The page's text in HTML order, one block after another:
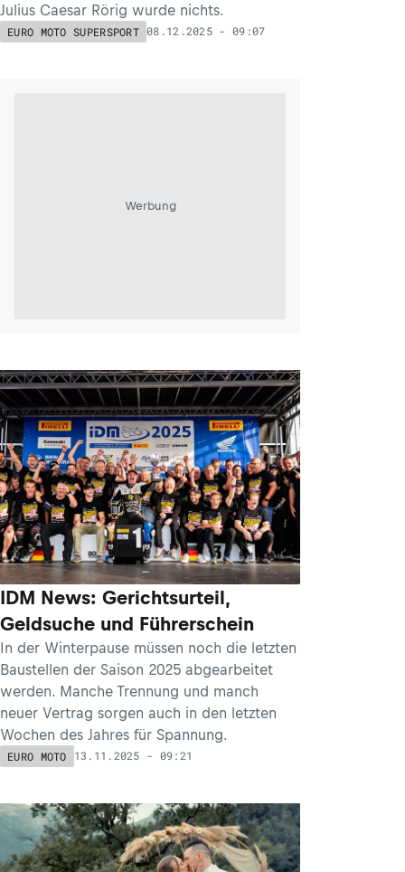
Julius Caesar Rörig wurde nichts.
EURO MOTO SUPERSPORT 08.12.2025 - 09:07
Werbung
IDM News: Gerichtsurteil,
Geldsuche und Führerschein
In der Winterpause müssen noch die letzten
Baustellen der Saison 2025 abgearbeitet
werden. Manche Trennung und manch
neuer Vertrag sorgen auch in den letzten
Wochen des Jahres für Spannung.
EURO MOTO 13.11.2025 - 09:21